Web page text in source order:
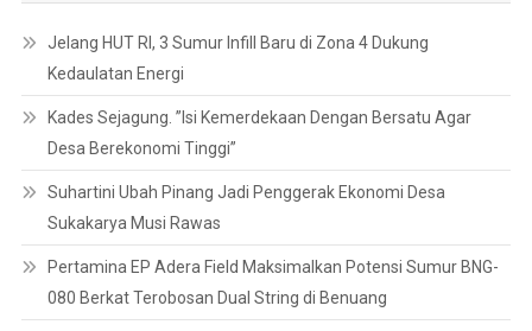
Jelang HUT RI, 3 Sumur Infill Baru di Zona 4 Dukung
Kedaulatan Energi
Kades Sejagung. ”Isi Kemerdekaan Dengan Bersatu Agar
Desa Berekonomi Tinggi”
Suhartini Ubah Pinang Jadi Penggerak Ekonomi Desa
Sukakarya Musi Rawas
Pertamina EP Adera Field Maksimalkan Potensi Sumur BNG-
080 Berkat Terobosan Dual String di Benuang